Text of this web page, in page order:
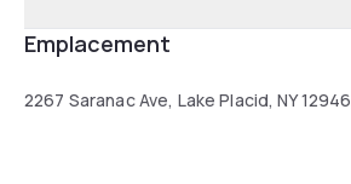
Emplacement
2267 Saranac Ave, Lake Placid, NY